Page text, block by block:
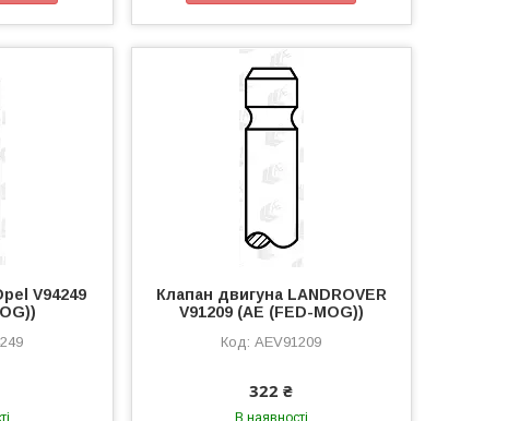
V94249
Клапан двигуна LANDROVER
V91209 (AE (FED-MOG))
AEV91209
322 ₴
В наявності